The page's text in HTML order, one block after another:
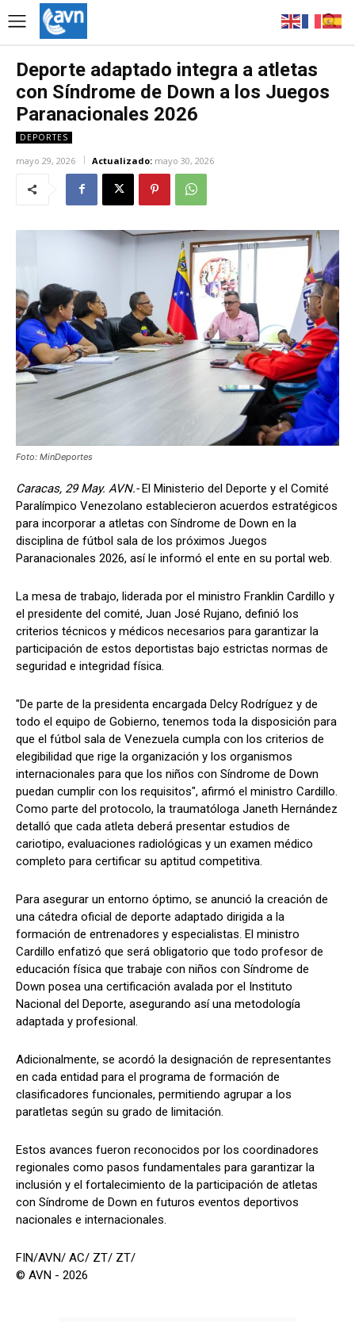
Deporte adaptado integra a atletas
con Síndrome de Down a los Juegos
Paranacionales 2026
DEPORTES
mayo 29, 2026 Actualizado: mayo 30, 2026
Foto: MinDeportes
Caracas, 29 May. AVN.-El Ministerio del Deporte y el Comité
Paralímpico Venezolano establecieron acuerdos estratégicos
para incorporar a atletas con Síndrome de Down en la
disciplina de fútbol sala de los próximos Juegos
Paranacionales 2026, así le informó el ente en su portal web.
La mesa de trabajo, liderada por el ministro Franklin Cardillo y
el presidente del comité, Juan José Rujano, definió los
criterios técnicos y médicos necesarios para garantizar la
participación de estos deportistas bajo estrictas normas de
seguridad e integridad física.
"De parte de la presidenta encargada Delcy Rodríguez y de
todo el equipo de Gobierno, tenemos toda la disposición para
que el fútbol sala de Venezuela cumpla con los criterios de
elegibilidad que rige la organización y los organismos
internacionales para que los niños con Síndrome de Down
puedan cumplir con los requisitos", afirmó el ministro Cardillo.
Como parte del protocolo, la traumatóloga Janeth Hernández
detalló que cada atleta deberá presentar estudios de
cariotipo, evaluaciones radiológicas y un examen médico
completo para certificar su aptitud competitiva.
Para asegurar un entorno óptimo, se anunció la creación de
una cátedra oficial de deporte adaptado dirigida a la
formación de entrenadores y especialistas. El ministro
Cardillo enfatizó que será obligatorio que todo profesor de
educación física que trabaje con niños con Síndrome de
Down posea una certificación avalada por el Instituto
Nacional del Deporte, asegurando así una metodología
adaptada y profesional.
Adicionalmente, se acordó la designación de representantes
en cada entidad para el programa de formación de
clasificadores funcionales, permitiendo agrupar a los
paratletas según su grado de limitación.
Estos avances fueron reconocidos por los coordinadores
regionales como pasos fundamentales para garantizar la
inclusión y el fortalecimiento de la participación de atletas
con Síndrome de Down en futuros eventos deportivos
nacionales e internacionales.
FIN/AVN/ AC/ ZT/ ZT/
© AVN - 2026